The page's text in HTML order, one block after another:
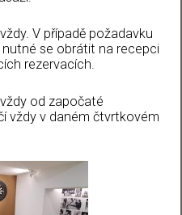
V případě požadavku
se obrátit na recepci
rezervacích.
od započaté
vždy v daném čtvrtkovém